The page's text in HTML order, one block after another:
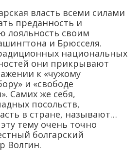
власть всеми силами
преданность и
лояльность своим
и Брюсселя.
национальных
они прикрывают
к «чужому
и «свободе
Самих же себя,
посольств,
в стране, называют…
тему очень точно
болгарский
Волгин.